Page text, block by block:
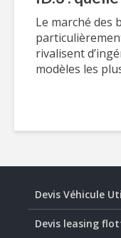
Le marché des
rivalisent
modèles les
Devis Véhicule
Devis leasing